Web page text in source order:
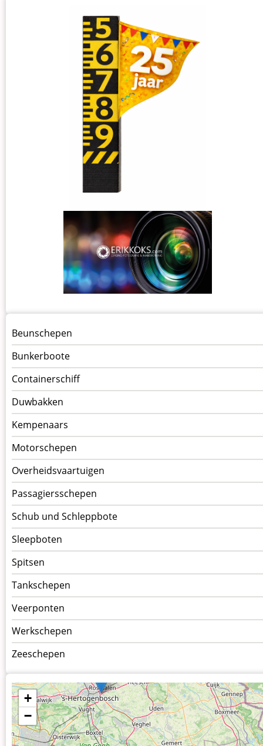
Menu
Schepen
Beunschepen
Bunkerboote
Containerschiff
Duwbakken
Kempenaars
Motorschepen
Overheidsvaartuigen
Passagiersschepen
Schub und Schleppbote
Sleepboten
Spitsen
Tankschepen
Veerponten
Werkschepen
Zeeschepen
+
−